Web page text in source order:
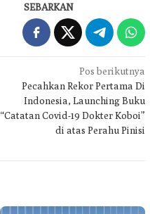
SEBARKAN
Pos berikutnya
Pecahkan Rekor Pertama Di
Indonesia, Launching Buku
“Catatan Covid-19 Dokter Koboi”
di atas Perahu Pinisi